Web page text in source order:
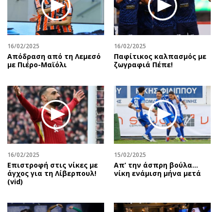
16/02/2025
Απόδραση από τη Λεμεσό
με Πιέρο-Μαϊόλι
16/02/2025
Παφίτικος καλπασμός με
ζωγραφιά Πέπε!
16/02/2025
Επιστροφή στις νίκες με
άγχος για τη Λίβερπουλ!
(vid)
15/02/2025
Απ’ την άσπρη βούλα…
νίκη ενάμιση μήνα μετά